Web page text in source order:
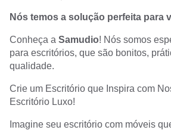
Nós temos a solução perfeita para
Conheça a Samudio! Nós somos
para escritórios, que são bonitos,
qualidade.
Crie um Escritório que Inspira com
Escritório Luxo!
Imagine seu escritório com móveis